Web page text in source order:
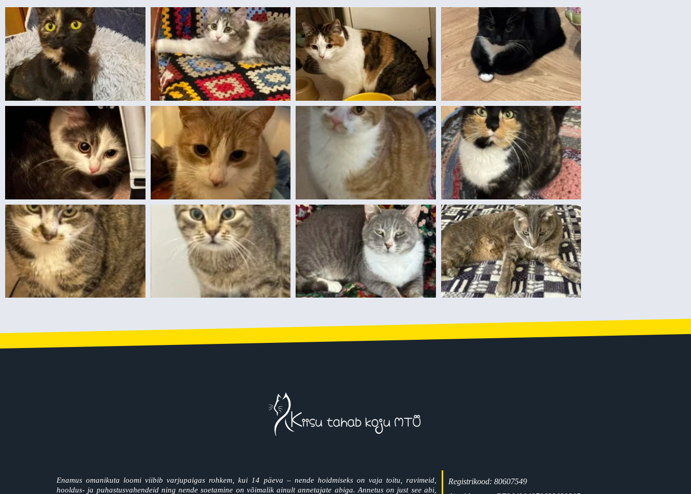
Enamus omanikuta loomi viibib varjupaigas rohkem, kui 14 päeva – nende hoidmiseks on vaja toitu, ravimeid,
hooldus- ja puhastusvahendeid ning nende soetamine on võimalik ainult annetajate abiga. Annetus on just see abi,
Registrikood: 80607549